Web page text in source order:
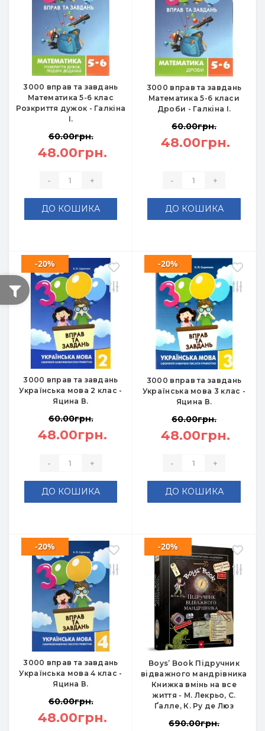
3000 вправ та завдань
Математика 5-6 клас
Розкриття дужок - Галкіна
І.
60.00грн.
48.00грн.
- +
ДО КОШИКА
3000 вправ та завдань
Математика 5-6 класи
Дроби - Галкіна І.
60.00грн.
48.00грн.
- +
ДО КОШИКА
3000 вправ та завдань
Українська мова 2 клас -
Яцина В.
-20%
60.00грн.
48.00грн.
- +
ДО КОШИКА
3000 вправ та завдань
Українська мова 3 клас -
Яцина В.
-20%
60.00грн.
48.00грн.
- +
ДО КОШИКА
3000 вправ та завдань
Українська мова 4 клас -
Яцина В.
-20%
60.00грн.
48.00грн.
Boys’ Book Підручник
відважного мандрівника
Книжка вмінь на все
життя - М. Лекрьо, С.
Ґалле, К. Ру де Люз
-20%
690.00грн.